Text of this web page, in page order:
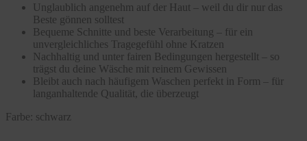
Unglaublich angenehm auf der Haut – weil du dir nur das
Beste gönnen solltest
Bequeme Schnitte und beste Verarbeitung – für ein
unvergleichliches Tragegefühl ohne Kratzen
Nachhaltig und unter fairen Bedingungen hergestellt – so
trägst du deine Wäsche mit reinem Gewissen
Bleibt auch nach häufigem Waschen perfekt in Form – für
langanhaltende Qualität, die überzeugt
Farbe: schwarz